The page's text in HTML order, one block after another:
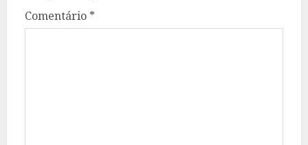
Comentário *